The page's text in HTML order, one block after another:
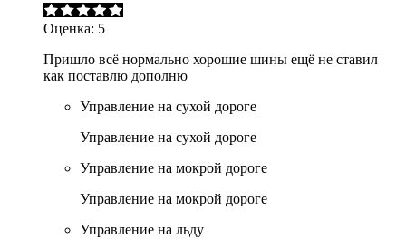
Оценка: 5
Пришло всё нормально хорошие шины ещё не ставил
как поставлю дополню
Управление на сухой дороге
Управление на сухой дороге
Управление на мокрой дороге
Управление на мокрой дороге
Управление на льду